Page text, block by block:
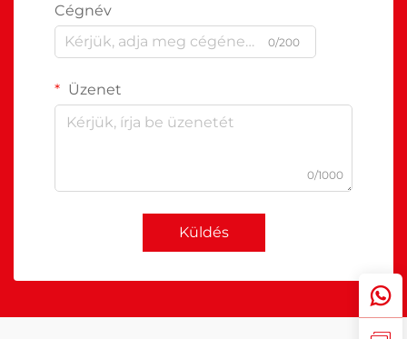
Cégnév
0/200
Üzenet
0/1000
Küldés